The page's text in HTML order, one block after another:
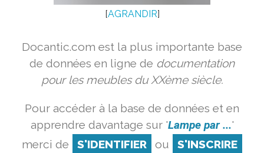
[AGRANDIR]
Docantic.com est la plus importante base
de données en ligne de documentation
pour les meubles du XXème siècle.
Pour accéder à la base de données et en
apprendre davantage sur 'Lampe par ...'
merci de
S'IDENTIFIER ou S'INSCRIRE